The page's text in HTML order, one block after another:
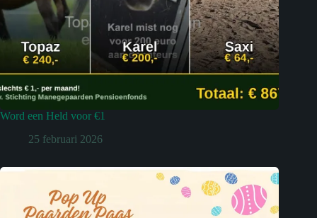
Word een Held voor €1
25 februari 2026